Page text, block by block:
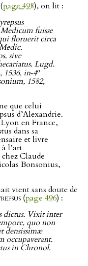
page 498), on lit :
fuisse
floruerit circa
sive
Lugd.
in‑4o
1582,
que celui
d’Alexandrie.
en France,
dans sa
et livre
l’art
Claude
Bonsonius,
vient sans doute de
(page 496) :
dictus. Vixit inter
quo non
densissimæ
occupaverant.
in Chronol.